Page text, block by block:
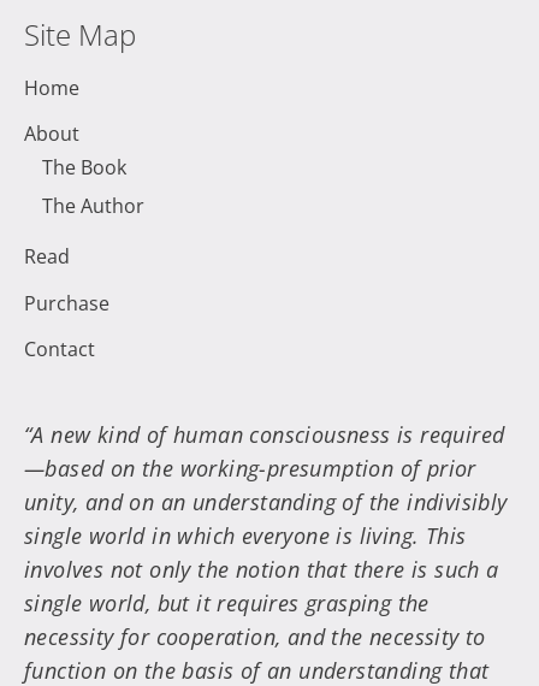
Site Map
Home
About
The Book
The Author
Read
Purchase
Contact
“A new kind of human consciousness is required
—based on the working-presumption of prior
unity, and on an understanding of the indivisibly
single world in which everyone is living. This
involves not only the notion that there is such a
single world, but it requires grasping the
necessity for cooperation, and the necessity to
function on the basis of an understanding that